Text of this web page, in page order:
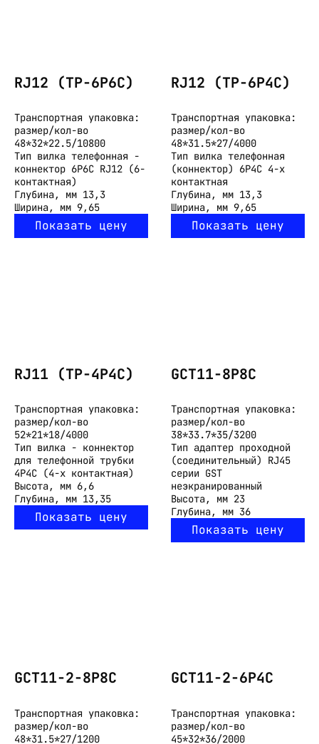
RJ12 (TP-6P6C)
Транспортная упаковка:
размер/кол-во
48*32*22.5/10800
Тип вилка телефонная -
коннектор 6P6C RJ12 (6-
контактная)
Глубина, мм 13,3
Ширина, мм 9,65
Показать цену
RJ12 (TP-6P4C)
Транспортная упаковка:
размер/кол-во
48*31.5*27/4000
Тип вилка телефонная
(коннектор) 6P4C 4-х
контактная
Глубина, мм 13,3
Ширина, мм 9,65
Показать цену
RJ11 (TP-4P4C)
Транспортная упаковка:
размер/кол-во
52*21*18/4000
Тип вилка - коннектор
для телефонной трубки
4P4C (4-х контактная)
Высота, мм 6,6
Глубина, мм 13,35
Показать цену
GCT11-8P8C
Транспортная упаковка:
размер/кол-во
38*33.7*35/3200
Тип адаптер проходной
(соединительный) RJ45
серии GST
неэкранированный
Высота, мм 23
Глубина, мм 36
Показать цену
GCT11-2-8P8C
Транспортная упаковка:
размер/кол-во
48*31.5*27/1200
GCT11-2-6P4C
Транспортная упаковка:
размер/кол-во
45*32*36/2000